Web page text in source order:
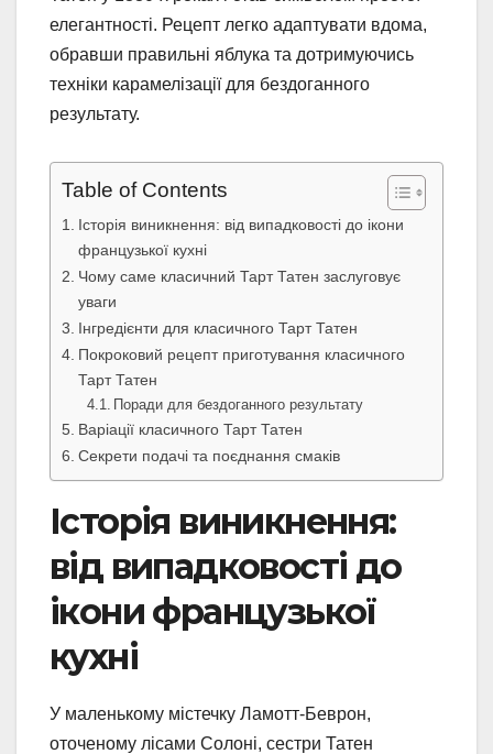
елегантності. Рецепт легко адаптувати вдома,
обравши правильні яблука та дотримуючись
техніки карамелізації для бездоганного
результату.
Table of Contents
Історія виникнення: від випадковості до ікони
французької кухні
Чому саме класичний Тарт Татен заслуговує
уваги
Інгредієнти для класичного Тарт Татен
Покроковий рецепт приготування класичного
Тарт Татен
Поради для бездоганного результату
Варіації класичного Тарт Татен
Секрети подачі та поєднання смаків
Історія виникнення:
від випадковості до
ікони французької
кухні
У маленькому містечку Ламотт-Беврон,
оточеному лісами Солоні, сестри Татен